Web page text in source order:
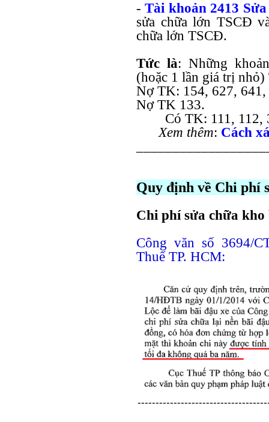
-Tài khoản 2413
sửa chữa lớn TSCĐ
chữa lớn TSCĐ.
Tức là: Những
(hoặc 1 lần giá trị
Nợ TK: 154, 627, 641,
Nợ TK 133.
Có TK: 111, 112,
Xem thêm: Cách
Quy định về Chi phí
Chi phí sửa chữa
Công văn số 3694/
Thuế TP. HCM: